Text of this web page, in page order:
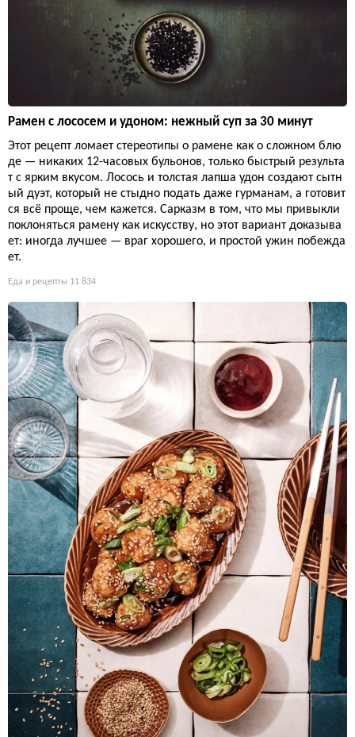
Рамен с лососем и удоном: нежный суп за 30 минут
Этот рецепт ломает стереотипы о рамене как о сложном блю
де — никаких 12-часовых бульонов, только быстрый результа
т с ярким вкусом. Лосось и толстая лапша удон создают сытн
ый дуэт, который не стыдно подать даже гурманам, а готовит
ся всё проще, чем кажется. Сарказм в том, что мы привыкли
поклоняться рамену как искусству, но этот вариант доказыва
ет: иногда лучшее — враг хорошего, и простой ужин побежда
ет.
Еда и рецепты 11 834